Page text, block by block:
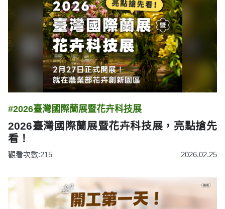
#2026臺灣國際蘭展暨花卉科技展
2026臺灣國際蘭展暨花卉科技展，亮點搶先
看！
觀看次數:215 2026.02.25